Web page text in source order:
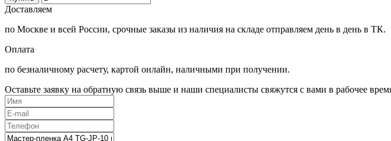
Доставляем
по Москве и всей России, срочные заказы из наличия на складе отправляем день в день в ТК.
Оплата
по безналичному расчету, картой онлайн, наличными при получении.
Оставьте заявку на обратную связь выше и наши специалисты свяжутся с вами в рабочее